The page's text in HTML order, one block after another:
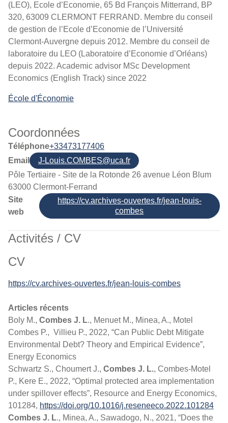
(LEO), Ecole d’Economie, 65 Bd François Mitterrand, BP
320, 63009 CLERMONT FERRAND. Membre du conseil
de gestion de l’Ecole d’Economie de l’Université
Clermont-Auvergne depuis 2012. Membre du conseil de
laboratoire du LEO (Laboratoire d’Economie d’Orléans)
depuis 2022. Academic advisor MSc Development
Economics (English Track) since 2022
École d'Économie
Coordonnées
Téléphone+33473177406
Email
J-Louis.COMBES@uca.fr
Pôle Tertiaire - Site de la Rotonde 26 avenue Léon Blum
63000 Clermont-Ferrand
Site
web
https://cv.archives-ouvertes.fr/jean-louis-
combes
Activités / CV
CV
https://cv.archives-ouvertes.fr/jean-louis-combes
Articles récents
Boly M., Combes J. L., Menuet M., Minea, A., Motel
Combes P., Villieu P., 2022, “Can Public Debt Mitigate
Environmental Debt? Theory and Empirical Evidence”,
Energy Economics
Schwartz S., Choumert J., Combes J. L., Combes-Motel
P., Kere E., 2022, “Optimal protected area implementation
under spillover effects”, Resource and Energy Economics,
101284, https://doi.org/10.1016/j.reseneeco.2022.101284
Combes J. L., Minea, A., Sawadogo, N., 2021, “Does the